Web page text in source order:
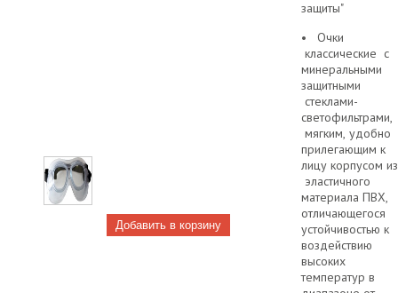
защиты"
• Очки
классические с
минеральными
защитными
стеклами-
светофильтрами,
мягким, удобно
прилегающим к
лицу корпусом из
эластичного
материала ПВХ,
отличающегося
устойчивостью к
воздействию
высоких
температур в